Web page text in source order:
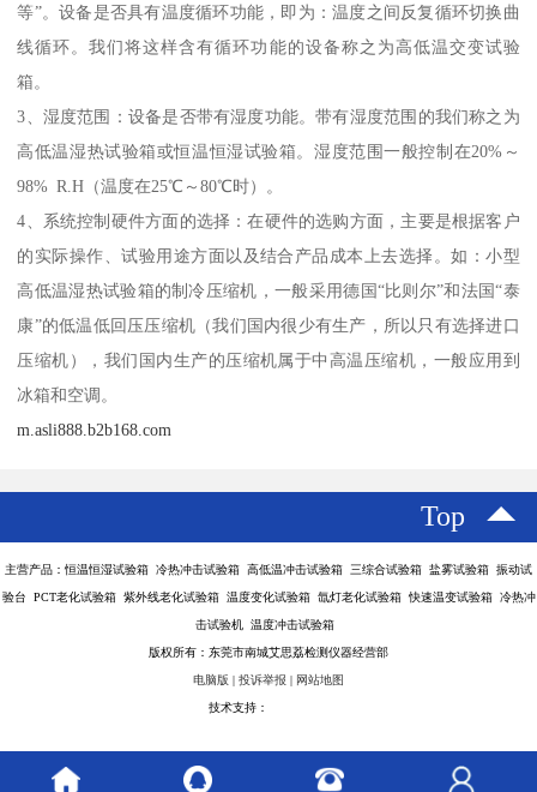
等”。设备是否具有温度循环功能，即为：温度之间反复循环切换曲
线循环。我们将这样含有循环功能的设备称之为高低温交变试验
箱。
3、湿度范围：设备是否带有湿度功能。带有湿度范围的我们称之为
高低温湿热试验箱或恒温恒湿试验箱。湿度范围一般控制在20%～
98% R.H（温度在25℃～80℃时）。
4、系统控制硬件方面的选择：在硬件的选购方面，主要是根据客户
的实际操作、试验用途方面以及结合产品成本上去选择。如：小型
高低温湿热试验箱的制冷压缩机，一般采用德国“比则尔”和法国“泰
康”的低温低回压压缩机（我们国内很少有生产，所以只有选择进口
压缩机），我们国内生产的压缩机属于中高温压缩机，一般应用到
冰箱和空调。
m.asli888.b2b168.com
Top
主营产品：恒温恒湿试验箱 冷热冲击试验箱 高低温冲击试验箱 三综合试验箱 盐雾试验箱 振动试
验台 PCT老化试验箱 紫外线老化试验箱 温度变化试验箱 氙灯老化试验箱 快速温变试验箱 冷热冲
击试验机 温度冲击试验箱
版权所有：东莞市南城艾思荔检测仪器经营部
电脑版 | 投诉举报 | 网站地图
技术支持：